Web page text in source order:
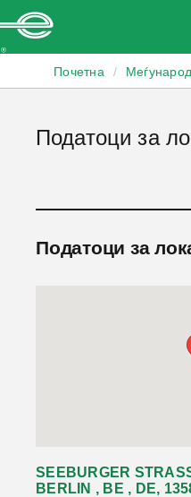
Почетна /
Податоци за
Податоци за
SEEBURGER
BERLIN , BE , DE,